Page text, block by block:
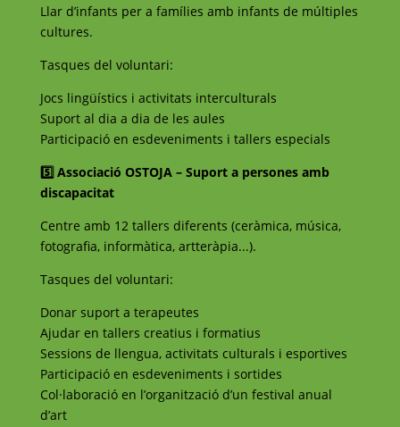
Llar d’infants per a famílies amb infants de múltiples
cultures.
Tasques del voluntari:
Jocs lingüístics i activitats interculturals
Suport al dia a dia de les aules
Participació en esdeveniments i tallers especials
5️⃣ Associació OSTOJA – Suport a persones amb
discapacitat
Centre amb 12 tallers diferents (ceràmica, música,
fotografia, informàtica, artteràpia...).
Tasques del voluntari:
Donar suport a terapeutes
Ajudar en tallers creatius i formatius
Sessions de llengua, activitats culturals i esportives
Participació en esdeveniments i sortides
Col·laboració en l’organització d’un festival anual
d’art